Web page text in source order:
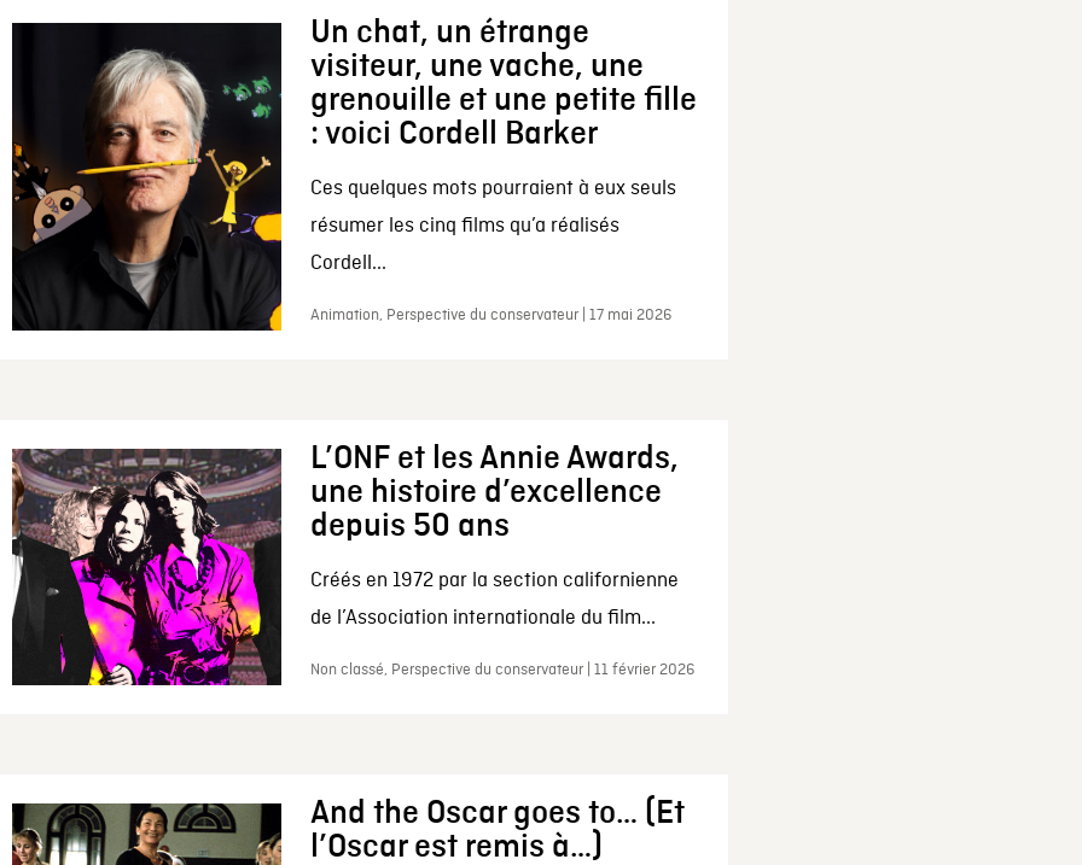
Un chat, un étrange
visiteur, une vache, une
grenouille et une petite fille
: voici Cordell Barker
Ces quelques mots pourraient à eux seuls
résumer les cinq films qu’a réalisés
Cordell...
Animation, Perspective du conservateur | 17 mai 2026
L’ONF et les Annie Awards,
une histoire d’excellence
depuis 50 ans
Créés en 1972 par la section californienne
de l’Association internationale du film...
Non classé, Perspective du conservateur | 11 février 2026
And the Oscar goes to… (Et
l’Oscar est remis à…)